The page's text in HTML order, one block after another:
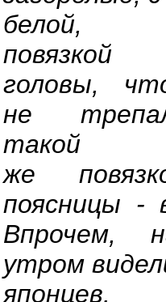
белой,
головы,
не
такой
же
поясницы -
Впрочем,
утром
японцев.